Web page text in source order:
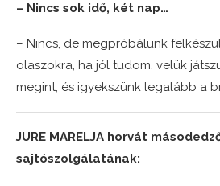
– Nincs sok idő, két nap…
– Nincs, de megpróbálunk
olaszokra, ha jól tudom, velük
megint, és igyekszünk legalább a
JURE MARELJA horvát
sajtószolgálatának: